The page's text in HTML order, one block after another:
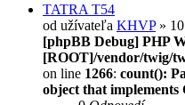
TATRA T54
od užívateľa KHVP» 10
[phpBB Debug] PHP
[ROOT]/vendor/twig/
on line 1266: count():
object that implements